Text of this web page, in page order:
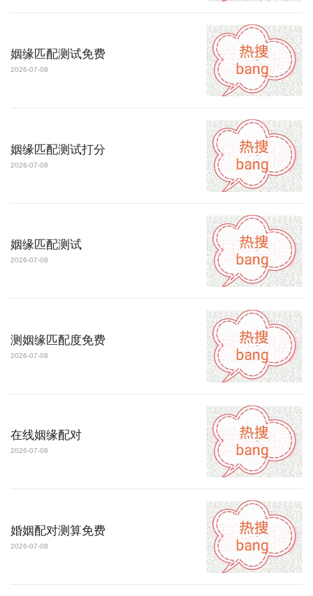
姻缘匹配测试免费
2026-07-08
姻缘匹配测试打分
2026-07-08
姻缘匹配测试
2026-07-08
测姻缘匹配度免费
2026-07-08
在线姻缘配对
2026-07-08
婚姻配对测算免费
2026-07-08